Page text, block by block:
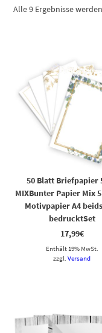
Alle 9 Ergebnisse
50 Blatt Briefpapier
MIXBunter Papier Mix
Motivpapier A4
bedrucktSet
17,99€
Enthält 19% MwSt.
zzgl.Versand